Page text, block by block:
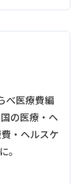
べ医療費編
の医療・ヘ
・ヘルスケ
。